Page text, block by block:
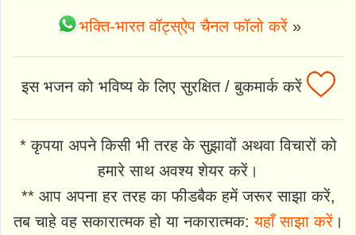
भक्ति-भारत वॉट्स्ऐप चैनल फॉलो करें»
इस भजन को भविष्य के लिए सुरक्षित / बुकमार्क करें
* कृपया अपने किसी भी तरह के सुझावों अथवा विचारों को
हमारे साथ अवश्य शेयर करें।
** आप अपना हर तरह का फीडबैक हमें जरूर साझा करें,
तब चाहे वह सकारात्मक हो या नकारात्मक:यहाँ साझा करें।